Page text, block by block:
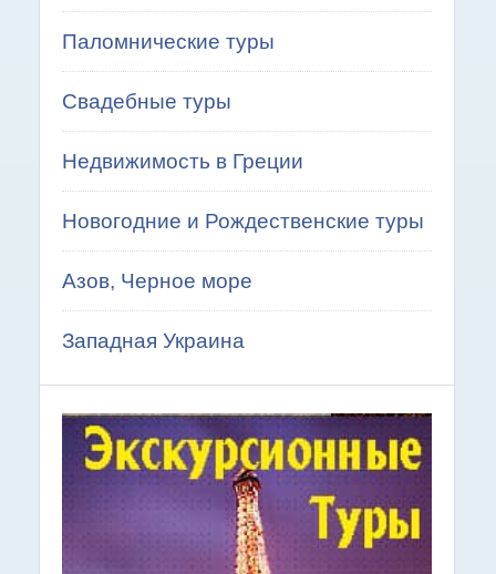
Паломнические туры
Свадебные туры
Недвижимость в Греции
Новогодние и Рождественские туры
Азов, Черное море
Западная Украина